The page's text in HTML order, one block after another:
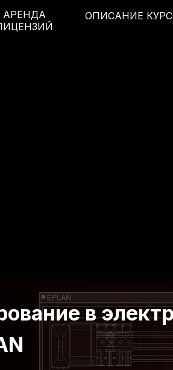
ОПИСАНИЕ
АРЕНДА
в